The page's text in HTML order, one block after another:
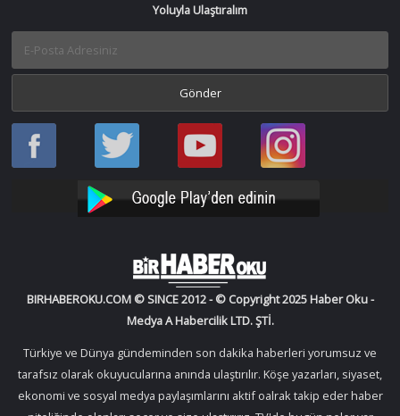
Yoluyla Ulaştıralım
Haber
Oku
Haber
Oku
Bir
Haber
YouTube
Bir
Haber
Instagram
BIRHABEROKU.COM © SINCE 2012 - © Copyright 2025 Haber Oku -
Medya A Habercilik LTD. ŞTİ.
Türkiye ve Dünya gündeminden son dakika haberleri yorumsuz ve
tarafsız olarak okuyucularına anında ulaştırılır. Köşe yazarları, siyaset,
ekonomi ve sosyal medya paylaşımlarını aktif oalrak takip eder haber